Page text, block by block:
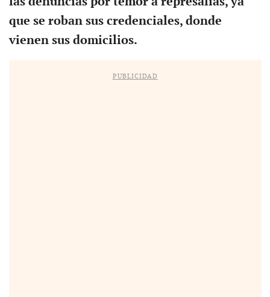
que se roban sus credenciales, donde
vienen sus domicilios.
PUBLICIDAD